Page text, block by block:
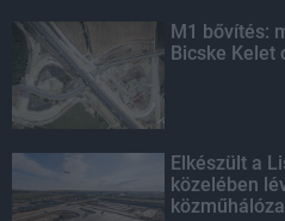
M1 bővítés:
Bicske Kelet
Elkészült a
közelében